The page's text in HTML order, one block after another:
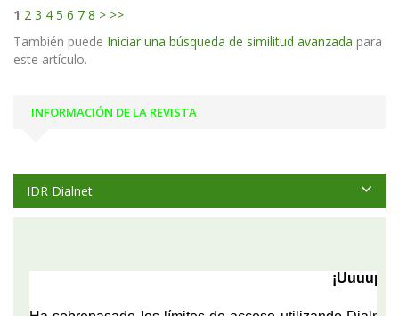
1 2 3 4 5 6 7 8 > >>
También puede Iniciar una búsqueda de similitud avanzada para
este artículo.
INFORMACIÓN DE LA REVISTA
IDR Dialnet